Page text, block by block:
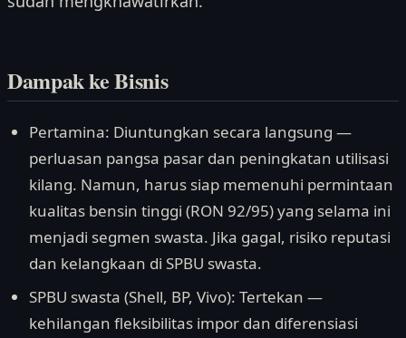
Dampak ke Bisnis
Pertamina: Diuntungkan secara langsung —
perluasan pangsa pasar dan peningkatan utilisasi
kilang. Namun, harus siap memenuhi permintaan
kualitas bensin tinggi (RON 92/95) yang selama ini
menjadi segmen swasta. Jika gagal, risiko reputasi
dan kelangkaan di SPBU swasta.
SPBU swasta (Shell, BP, Vivo): Tertekan —
kehilangan fleksibilitas impor dan diferensiasi